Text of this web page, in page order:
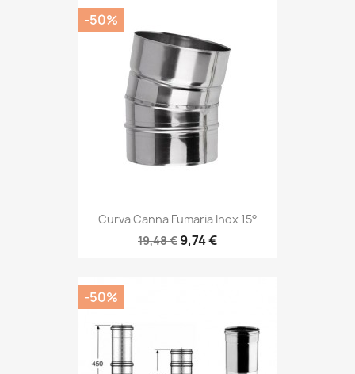
Curva Canna Fumaria Inox 15°
19,48 € 9,74 €
-50%
-50%